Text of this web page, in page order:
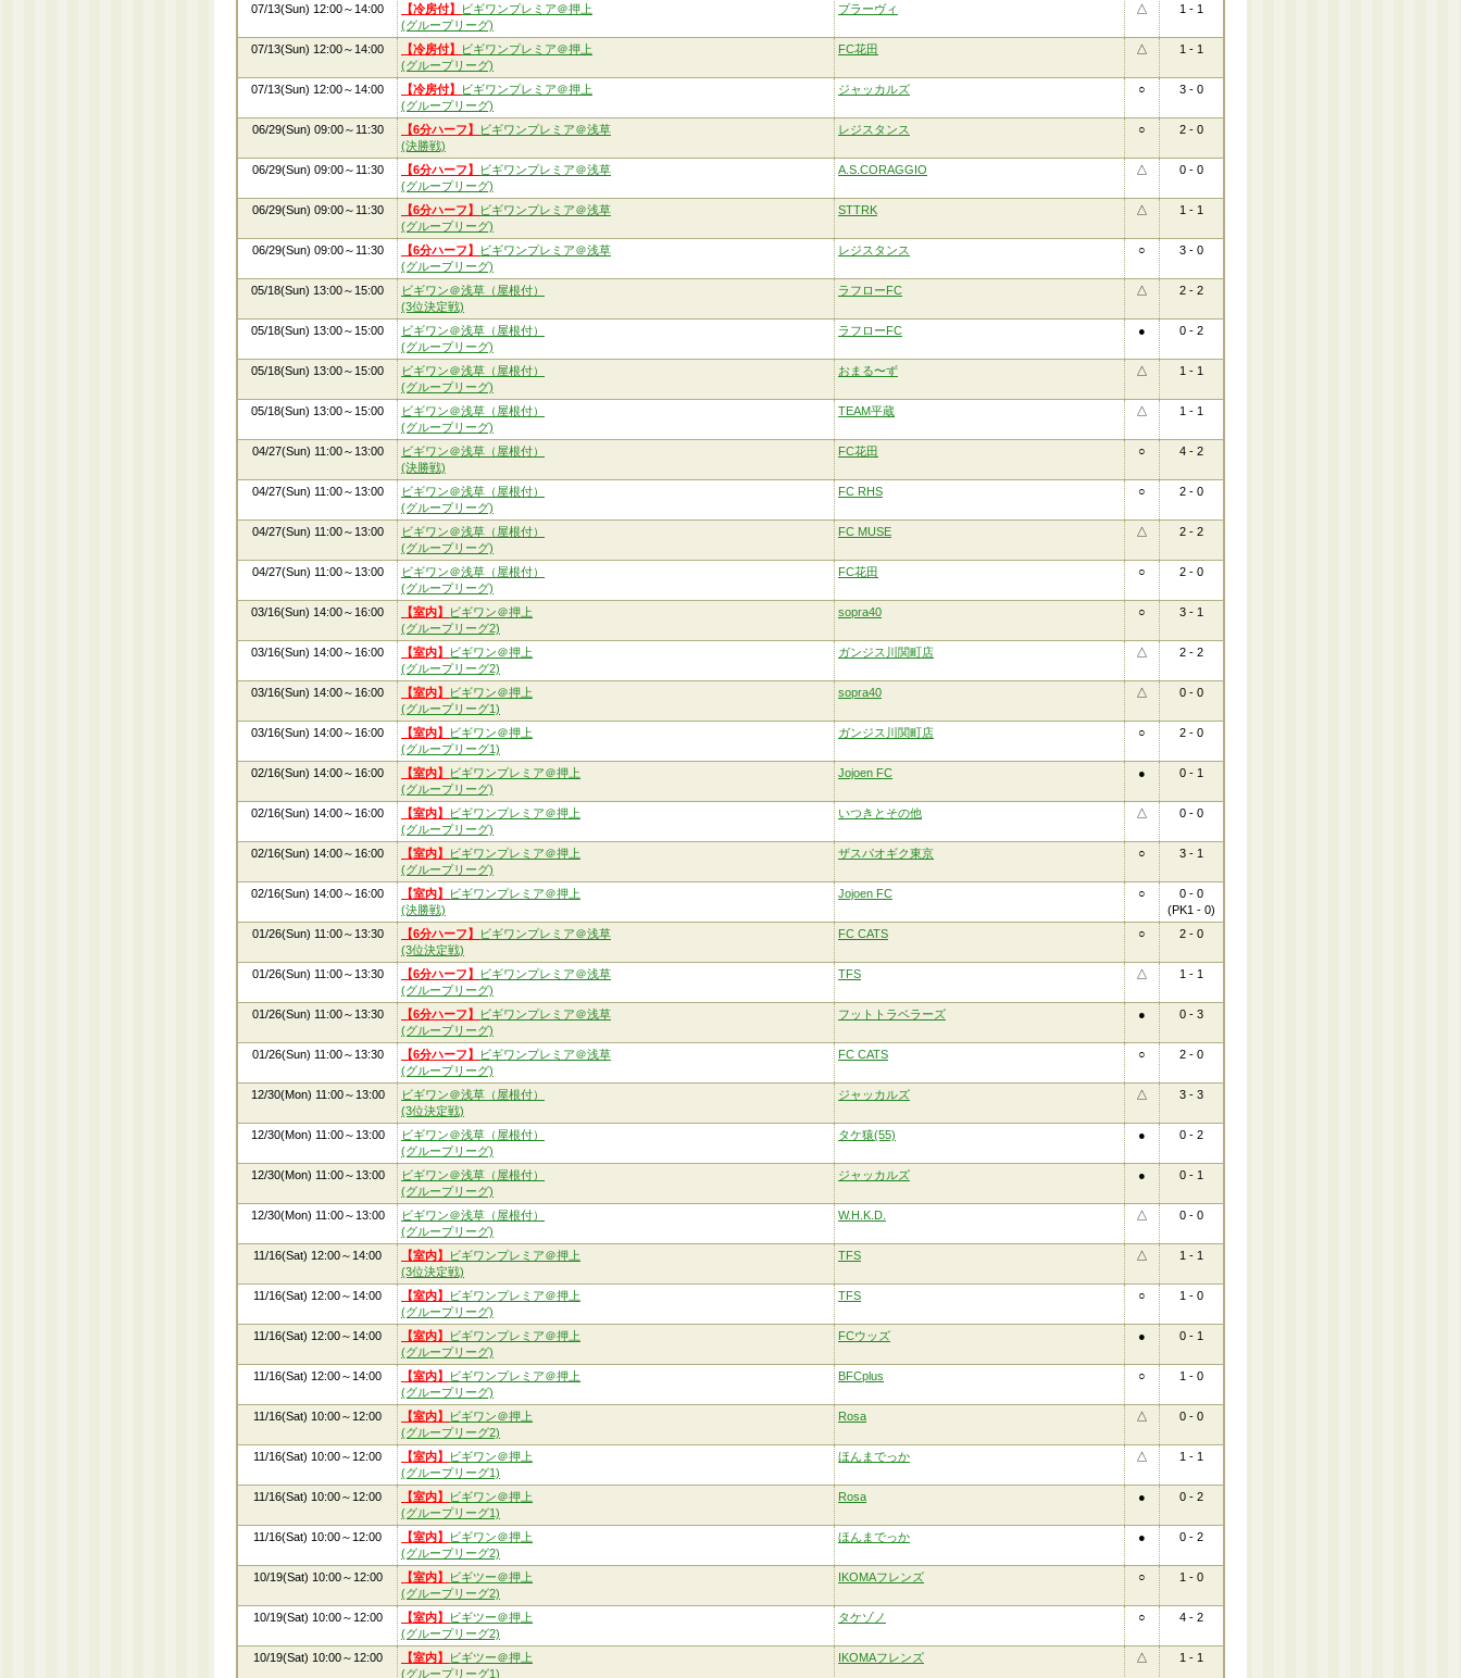
07/13(Sun) 12:00～14:00 【冷房付】
ビギワンプレミア＠押上
(グループリーグ)
プラーヴィ △ 1 - 1
07/13(Sun) 12:00～14:00 【冷房付】
ビギワンプレミア＠押上
(グループリーグ)
FC花田 △ 1 - 1
07/13(Sun) 12:00～14:00 【冷房付】
ビギワンプレミア＠押上
(グループリーグ)
ジャッカルズ ○ 3 - 0
06/29(Sun) 09:00～11:30 【6分ハーフ】
ビギワンプレミア＠浅草
(決勝戦)
レジスタンス ○ 2 - 0
06/29(Sun) 09:00～11:30 【6分ハーフ】
ビギワンプレミア＠浅草
(グループリーグ)
A.S.CORAGGIO △ 0 - 0
06/29(Sun) 09:00～11:30 【6分ハーフ】
ビギワンプレミア＠浅草
(グループリーグ)
STTRK △ 1 - 1
06/29(Sun) 09:00～11:30 【6分ハーフ】
ビギワンプレミア＠浅草
(グループリーグ)
レジスタンス ○ 3 - 0
05/18(Sun) 13:00～15:00
ビギワン＠浅草（屋根付）
(3位決定戦)
ラフローFC △ 2 - 2
05/18(Sun) 13:00～15:00
ビギワン＠浅草（屋根付）
(グループリーグ)
ラフローFC ● 0 - 2
05/18(Sun) 13:00～15:00
ビギワン＠浅草（屋根付）
(グループリーグ)
おまる〜ず △ 1 - 1
05/18(Sun) 13:00～15:00
ビギワン＠浅草（屋根付）
(グループリーグ)
TEAM平蔵 △ 1 - 1
04/27(Sun) 11:00～13:00
ビギワン＠浅草（屋根付）
(決勝戦)
FC花田 ○ 4 - 2
04/27(Sun) 11:00～13:00
ビギワン＠浅草（屋根付）
(グループリーグ)
FC RHS ○ 2 - 0
04/27(Sun) 11:00～13:00
ビギワン＠浅草（屋根付）
(グループリーグ)
FC MUSE △ 2 - 2
04/27(Sun) 11:00～13:00
ビギワン＠浅草（屋根付）
(グループリーグ)
FC花田 ○ 2 - 0
03/16(Sun) 14:00～16:00 【室内】
ビギワン＠押上
(グループリーグ2)
sopra40 ○ 3 - 1
03/16(Sun) 14:00～16:00 【室内】
ビギワン＠押上
(グループリーグ2)
ガンジス川関町店 △ 2 - 2
03/16(Sun) 14:00～16:00 【室内】
ビギワン＠押上
(グループリーグ1)
sopra40 △ 0 - 0
03/16(Sun) 14:00～16:00 【室内】
ビギワン＠押上
(グループリーグ1)
ガンジス川関町店 ○ 2 - 0
02/16(Sun) 14:00～16:00 【室内】
ビギワンプレミア＠押上
(グループリーグ)
Jojoen FC ● 0 - 1
02/16(Sun) 14:00～16:00 【室内】
ビギワンプレミア＠押上
(グループリーグ)
いつきとその他 △ 0 - 0
02/16(Sun) 14:00～16:00 【室内】
ビギワンプレミア＠押上
(グループリーグ)
ザスパオギク東京 ○ 3 - 1
02/16(Sun) 14:00～16:00 【室内】
ビギワンプレミア＠押上
(決勝戦)
Jojoen FC ○
0 - 0
(PK1 - 0)
01/26(Sun) 11:00～13:30
【6分ハーフ】
ビギワンプレミア＠浅草
(3位決定戦)
FC CATS ○ 2 - 0
01/26(Sun) 11:00～13:30 【6分ハーフ】
ビギワンプレミア＠浅草
(グループリーグ)
TFS △ 1 - 1
01/26(Sun) 11:00～13:30 【6分ハーフ】
ビギワンプレミア＠浅草
(グループリーグ)
フットトラベラーズ ● 0 - 3
01/26(Sun) 11:00～13:30 【6分ハーフ】
ビギワンプレミア＠浅草
(グループリーグ)
FC CATS ○ 2 - 0
12/30(Mon) 11:00～13:00
ビギワン＠浅草（屋根付）
(3位決定戦)
ジャッカルズ △ 3 - 3
12/30(Mon) 11:00～13:00
ビギワン＠浅草（屋根付）
(グループリーグ)
タケ猿(55) ● 0 - 2
12/30(Mon) 11:00～13:00
ビギワン＠浅草（屋根付）
(グループリーグ)
ジャッカルズ ● 0 - 1
12/30(Mon) 11:00～13:00
ビギワン＠浅草（屋根付）
(グループリーグ)
W.H.K.D. △ 0 - 0
11/16(Sat) 12:00～14:00 【室内】
ビギワンプレミア＠押上
(3位決定戦)
TFS △ 1 - 1
11/16(Sat) 12:00～14:00 【室内】
ビギワンプレミア＠押上
(グループリーグ)
TFS ○ 1 - 0
11/16(Sat) 12:00～14:00 【室内】
ビギワンプレミア＠押上
(グループリーグ)
FCウッズ ● 0 - 1
11/16(Sat) 12:00～14:00 【室内】
ビギワンプレミア＠押上
(グループリーグ)
BFCplus ○ 1 - 0
11/16(Sat) 10:00～12:00 【室内】
ビギワン＠押上
(グループリーグ2)
Rosa △ 0 - 0
11/16(Sat) 10:00～12:00 【室内】
ビギワン＠押上
(グループリーグ1)
ほんまでっか △ 1 - 1
11/16(Sat) 10:00～12:00 【室内】
ビギワン＠押上
(グループリーグ1)
Rosa ● 0 - 2
11/16(Sat) 10:00～12:00 【室内】
ビギワン＠押上
(グループリーグ2)
ほんまでっか ● 0 - 2
10/19(Sat) 10:00～12:00 【室内】
ビギツー＠押上
(グループリーグ2)
IKOMAフレンズ ○ 1 - 0
10/19(Sat) 10:00～12:00 【室内】
ビギツー＠押上
(グループリーグ2)
タケゾノ ○ 4 - 2
10/19(Sat) 10:00～12:00 【室内】
ビギツー＠押上
(グループリーグ1)
IKOMAフレンズ △ 1 - 1